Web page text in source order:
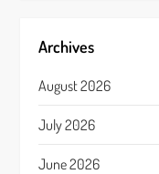
Archives
August 2026
July 2026
June 2026